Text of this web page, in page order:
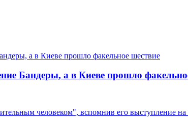
Бандеры, а в Киеве прошло